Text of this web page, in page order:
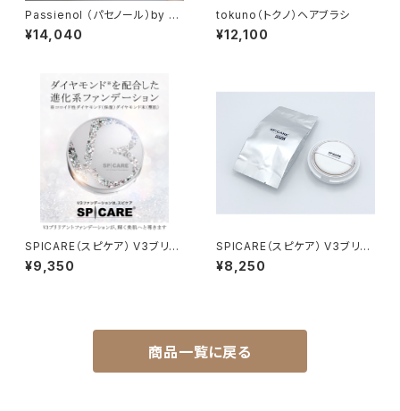
Passienol （パセノール）by sy
nbi
¥14,040
tokuno（トクノ）ヘアブラシ
¥12,100
SPICARE（スピケア） V3ブリリ
アントファンデーション
¥9,350
SPICARE（スピケア） V3ブリリ
アントファンデーション レフィル
（店販用）15g
¥8,250
商品一覧に戻る